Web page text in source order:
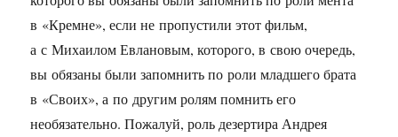
в «Кремне», если не пропустили этот фильм,
а с Михаилом Евлановым, которого, в свою очередь,
вы обязаны были запомнить по роли младшего брата
в «Своих», а по другим ролям помнить его
необязательно. Пожалуй, роль дезертира Андрея